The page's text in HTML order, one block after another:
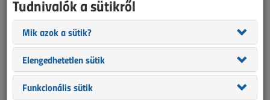
2025/10. lapszám | Fülöp Miklós
Tudnivalók a sütikről
Mik azok a sütik?
Elengedhetetlen sütik
Funkcionális sütik